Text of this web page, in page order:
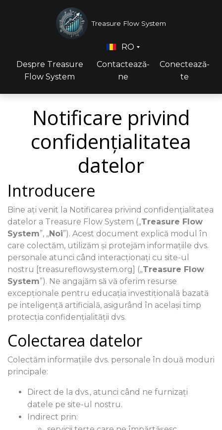
Treasure Flow System
Despre Treasure
Flow System
Contactează-
ne
Conectează-
te
RO
Notificare privind
confidențialitatea
datelor
Introducere
Bine ați venit la Notificarea privind confidențialitatea
datelor a Treasure Flow System („Treasure Flow
System”, „Noi”). Acest document explică modul în
care colectăm, utilizăm și protejăm informațiile dvs.
personale atunci când interacționați cu site-ul
nostru [treasureflowsystem.org] („Treasure Flow
System”). Ne angajăm să vă oferim resurse
excepționale pentru educația investițională bazată
pe inteligență artificială, asigurând în același timp
protecția confidențialității dvs.
Colectarea datelor
Colectăm informațiile dvs. personale în două moduri
principale:
Direct de la dvs., atunci când ne furnizați
datele pe site-ul nostru.
Indirect prin: